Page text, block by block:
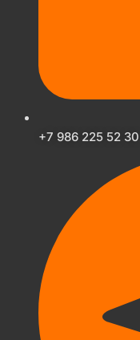
+7 986 225 52 30